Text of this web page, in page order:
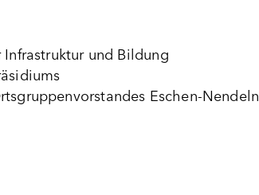
Infrastruktur und Bildung
Eschen-Nendeln